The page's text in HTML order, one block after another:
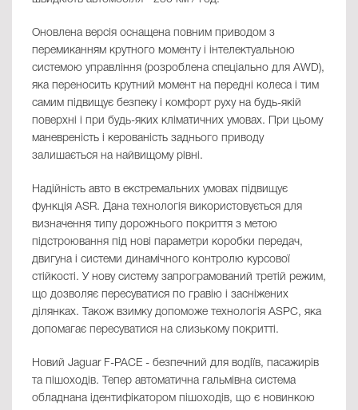
Оновлена ​​версія оснащена повним приводом з
перемиканням крутного моменту і інтелектуальною
системою управління (розроблена спеціально для AWD),
яка переносить крутний момент на передні колеса і тим
самим підвищує безпеку і комфорт руху на будь-якій
поверхні і при будь-яких кліматичних умовах. При цьому
маневреність і керованість заднього приводу
залишається на найвищому рівні.
Надійність авто в екстремальних умовах підвищує
функція ASR. Дана технологія використовується для
визначення типу дорожнього покриття з метою
підстроювання під нові параметри коробки передач,
двигуна і системи динамічного контролю курсової
стійкості. У нову систему запрограмований третій режим,
що дозволяє пересуватися по гравію і засніжених
ділянках. Також взимку допоможе технологія ASPC, яка
допомагає пересуватися на слизькому покритті.
Новий Jaguar F-PACE - безпечний для водіїв, пасажирів
та пішоходів. Тепер автоматична гальмівна система
обладнана ідентифікатором пішоходів, що є новинкою